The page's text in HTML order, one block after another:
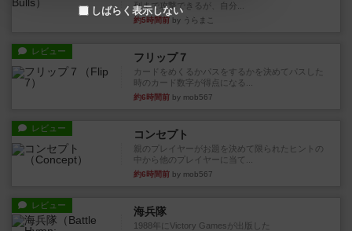
列まで攻撃できるが、自分...
約5時間前 by うらまこ
レビュー フリップ７
カードをめくるかパスをするかを決めてパスした
時のカード数字が得点になる...
約6時間前 by mob567
レビュー コンセプト
親のプレイヤーがお題を決めて限られたヒントの
中から他のプレイヤーに当て...
約6時間前 by mob567
レビュー 海兵隊
1988年にVictory Gamesが出版した
しばらく表示しない